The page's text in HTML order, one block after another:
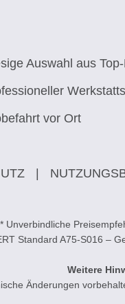
Auswahl aus
vor Ort
* Unverbindliche
Standard A75-S016 –
Weitere
Änderungen